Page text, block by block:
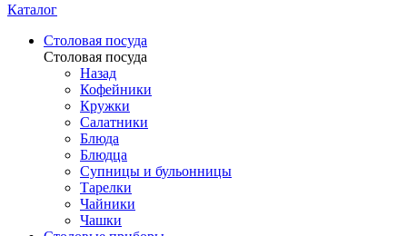
Каталог
Столовая посуда
Столовая посуда
Назад
Кофейники
Кружки
Салатники
Блюда
Блюдца
Супницы и бульонницы
Тарелки
Чайники
Чашки